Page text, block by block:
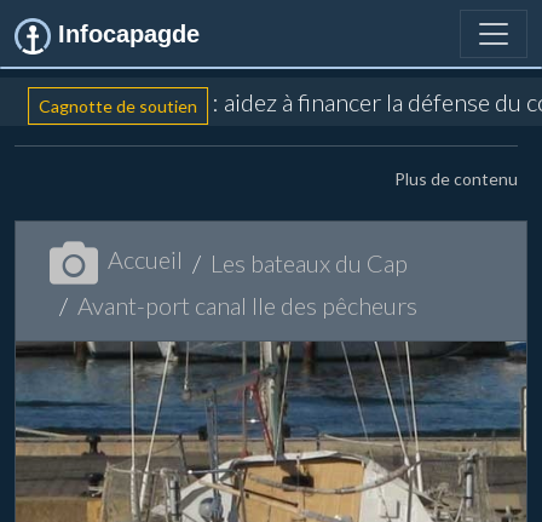
Infocapagde
Cagnotte de soutien : aidez à financer la défense
Plus de contenu
Accueil
Les bateaux du Cap
Avant-port canal Ile des pêcheurs